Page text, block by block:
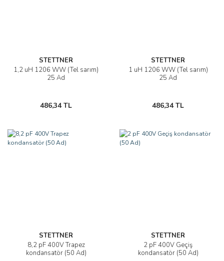
STETTNER
1,2 uH 1206 WW (Tel sarım)
25 Ad
486,34 TL
STETTNER
1 uH 1206 WW (Tel sarım)
25 Ad
486,34 TL
STETTNER
8,2 pF 400V Trapez
kondansatör (50 Ad)
STETTNER
2 pF 400V Geçiş
kondansatör (50 Ad)